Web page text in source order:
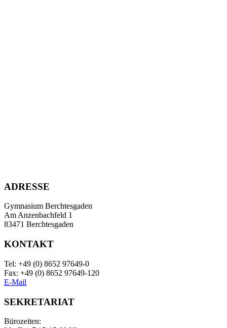
ADRESSE
Gymnasium Berchtesgaden
Am Anzenbachfeld 1
83471 Berchtesgaden
KONTAKT
Tel: +49 (0) 8652 97649-0
Fax: +49 (0) 8652 97649-120
E-Mail
SEKRETARIAT
Bürozeiten: